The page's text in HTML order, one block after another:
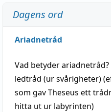
Dagens ord
Ariadnetråd
Vad betyderariadnetråd?
ledtråd (ur svårigheter)
som gav Theseus ett
hitta ut ur labyrinten)